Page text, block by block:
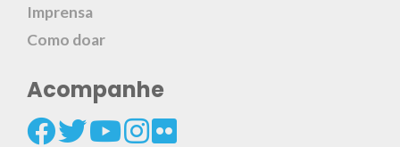
Imprensa
Como doar
Acompanhe